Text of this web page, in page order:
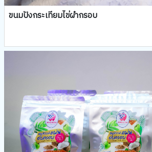
ขนมปังกระเทียมไข่ผำกรอบ